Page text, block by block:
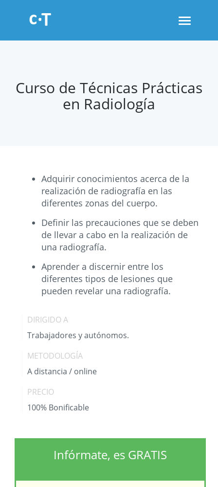
Toggle
Curso de Técnicas Prácticas
en Radiología
Adquirir conocimientos acerca de la
realización de radiografía en las
diferentes zonas del cuerpo.
Definir las precauciones que se deben
de llevar a cabo en la realización de
una radiografía.
Aprender a discernir entre los
diferentes tipos de lesiones que
pueden revelar una radiografía.
DIRIGIDO A
Trabajadores y autónomos.
METODOLOGÍA
A distancia / online
PRECIO
100% Bonificable
Infórmate, es GRATIS